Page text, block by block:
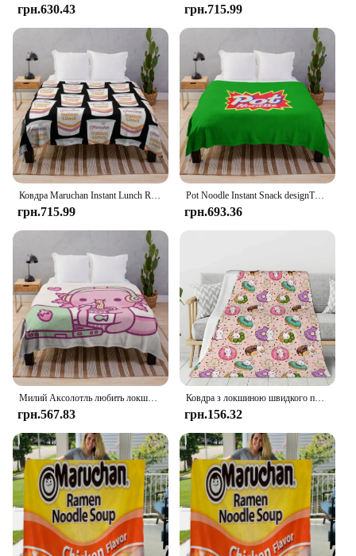
грн.630.43 грн.715.99
Ковдра Maruchan Instant Lunch Ramen Moving Designer Ідеї подарунків на День Валентина Полярні ковдри
грн.715.99
Pot Noodle Instant Snack designThrow Blanket Thin Blankets
грн.693.36
Милий Аксолотль любить локшину швидкого приготування та аніме. Плед для ліжка. Рухливі дитячі ковдри.
грн.567.83
Ковдра з локшиною швидкого приготування Легка та тепла фланелева ковдра Зручна та м’яка ковдра в подарунок для жінок, чоловіків, дівчат і хлопчиків
грн.156.32